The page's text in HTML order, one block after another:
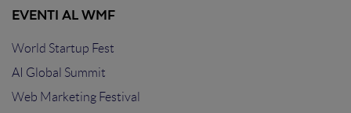
EVENTI AL WMF
World Startup Fest
AI Global Summit
Web Marketing Festival